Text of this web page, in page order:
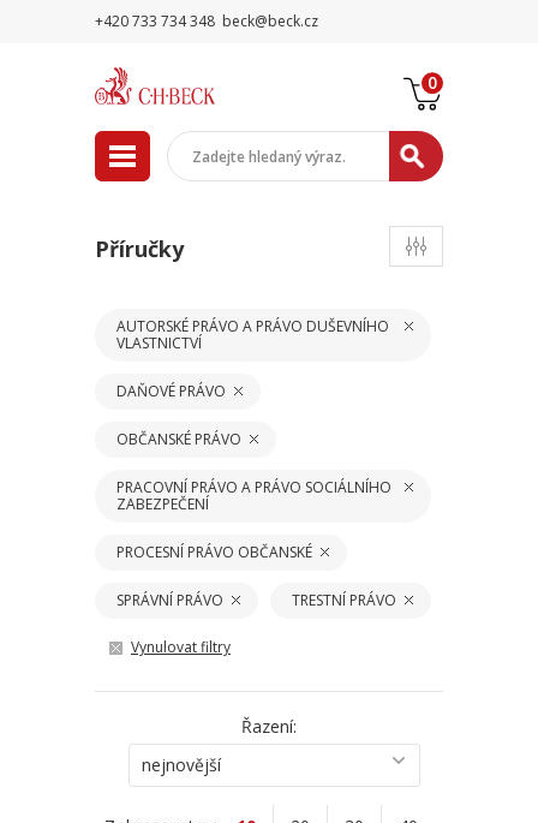
+420 733 734 348 beck@beck.cz
0
Příručky
AUTORSKÉ PRÁVO A PRÁVO DUŠEVNÍHO
VLASTNICTVÍ
DAŇOVÉ PRÁVO
OBČANSKÉ PRÁVO
PRACOVNÍ PRÁVO A PRÁVO SOCIÁLNÍHO
ZABEZPEČENÍ
PROCESNÍ PRÁVO OBČANSKÉ
SPRÁVNÍ PRÁVO TRESTNÍ PRÁVO
Vynulovat filtry
Řazení:
nejnovější